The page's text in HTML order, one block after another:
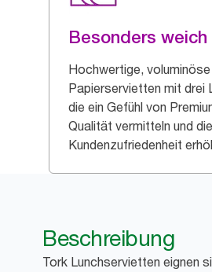
Besonders weich
Hochwertige, voluminöse
Papierservietten mit drei
die ein Gefühl von
Qualität vermitteln und die
Kundenzufriedenheit
Beschreibung
Tork Lunchservietten eignen